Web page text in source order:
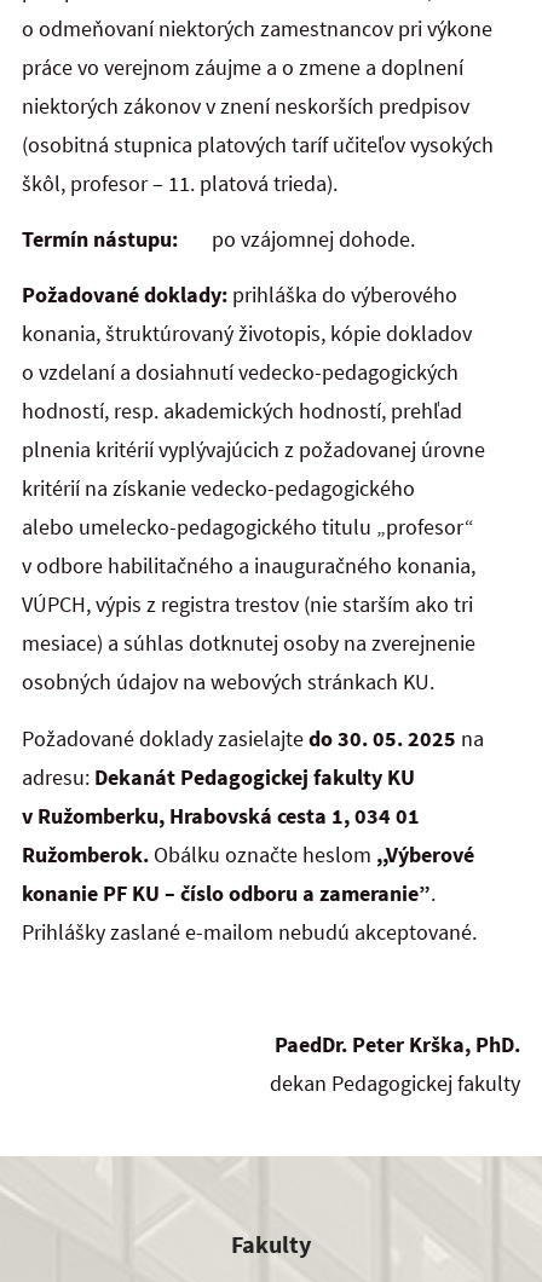
o odmeňovaní niektorých zamestnancov pri výkone
práce vo verejnom záujme a o zmene a doplnení
niektorých zákonov v znení neskorších predpisov
(osobitná stupnica platových taríf učiteľov vysokých
škôl, profesor – 11. platová trieda).
Termín nástupu: po vzájomnej dohode.
Požadované doklady: prihláška do výberového
konania, štruktúrovaný životopis, kópie dokladov
o vzdelaní a dosiahnutí vedecko-pedagogických
hodností, resp. akademických hodností, prehľad
plnenia kritérií vyplývajúcich z požadovanej úrovne
kritérií na získanie vedecko-pedagogického
alebo umelecko-pedagogického titulu „profesor“
v odbore habilitačného a inauguračného konania,
VÚPCH, výpis z registra trestov (nie starším ako tri
mesiace) a súhlas dotknutej osoby na zverejnenie
osobných údajov na webových stránkach KU.
Požadované doklady zasielajtedo 30. 05. 2025 na
adresu: Dekanát Pedagogickej fakulty KU
v Ružomberku, Hrabovská cesta 1, 034 01
Ružomberok. Obálku označte heslom ,,Výberové
konanie PF KU – číslo odboru a zameranie”.
Prihlášky zaslané e-mailom nebudú akceptované.
PaedDr. Peter Krška, PhD.
dekan Pedagogickej fakulty
Fakulty